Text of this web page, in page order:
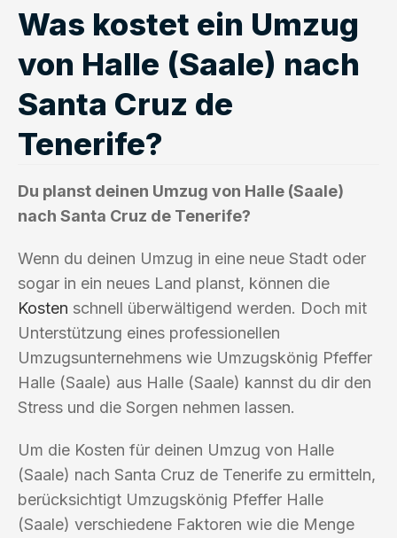
Was kostet ein Umzug
von Halle (Saale) nach
Santa Cruz de
Tenerife?
Du planst deinen Umzug von Halle (Saale)
nach Santa Cruz de Tenerife?
Wenn du deinen Umzug in eine neue Stadt oder
sogar in ein neues Land planst, können die
Kosten schnell überwältigend werden. Doch mit
Unterstützung eines professionellen
Umzugsunternehmens wie Umzugskönig Pfeffer
Halle (Saale) aus Halle (Saale) kannst du dir den
Stress und die Sorgen nehmen lassen.
Um die Kosten für deinen Umzug von Halle
(Saale) nach Santa Cruz de Tenerife zu ermitteln,
berücksichtigt Umzugskönig Pfeffer Halle
(Saale) verschiedene Faktoren wie die Menge